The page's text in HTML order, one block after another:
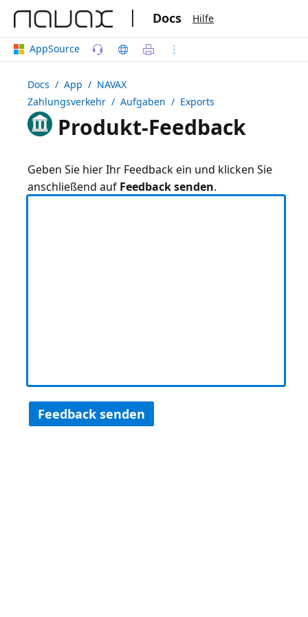
| Docs Hilfe
AppSource
Docs / App / NAVAX
Zahlungsverkehr / Aufgaben / Exports
Produkt-Feedback
Geben Sie hier Ihr Feedback ein und klicken Sie
anschließend auf Feedback senden.
Feedback senden